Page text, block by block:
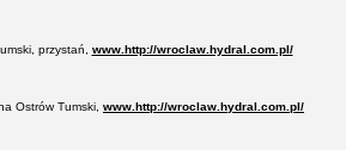
przystań, www.http://wroclaw.hydral.com.pl/
Ostrów Tumski, www.http://wroclaw.hydral.com.pl/